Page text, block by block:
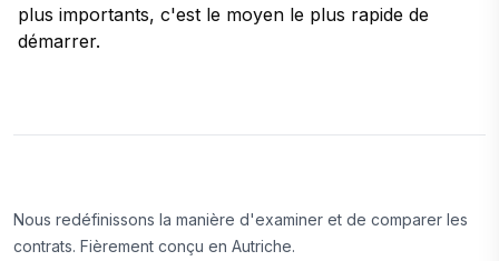
plus importants, c'est le moyen le plus rapide de
démarrer.
Nous redéfinissons la manière d'examiner et de comparer les
contrats. Fièrement conçu en Autriche.